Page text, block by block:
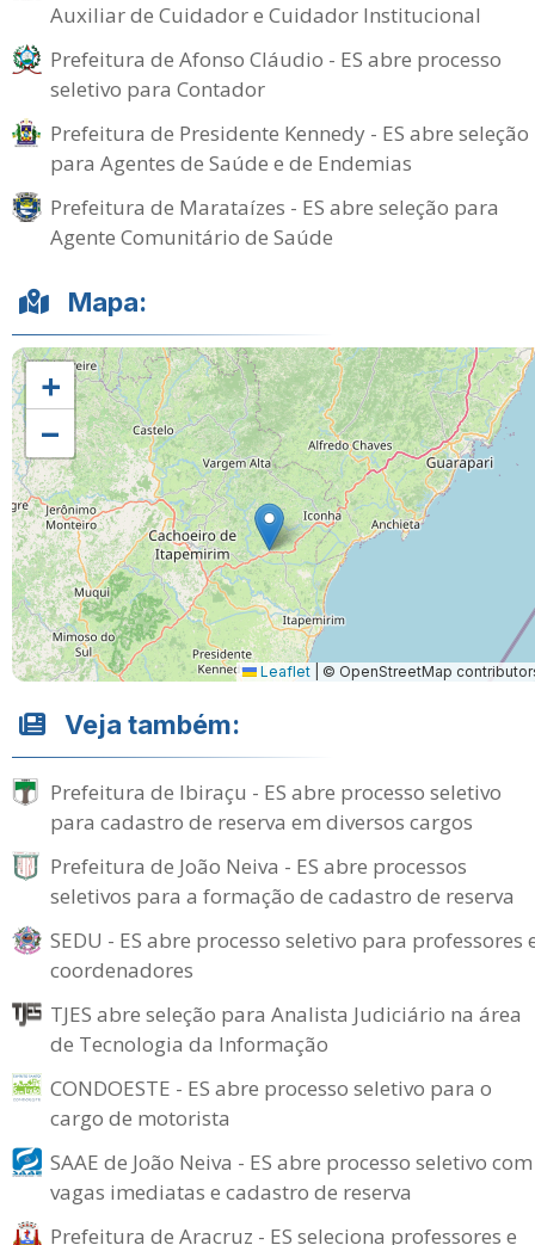
Auxiliar de Cuidador e Cuidador Institucional
Prefeitura de Afonso Cláudio - ES abre processo
seletivo para Contador
Prefeitura de Presidente Kennedy - ES abre seleção
para Agentes de Saúde e de Endemias
Prefeitura de Marataízes - ES abre seleção para
Agente Comunitário de Saúde
Mapa:
+
−
Leaflet © OpenStreetMap
Veja também:
Prefeitura de Ibiraçu - ES abre processo seletivo
para cadastro de reserva em diversos cargos
Prefeitura de João Neiva - ES abre processos
seletivos para a formação de cadastro de reserva
SEDU - ES abre processo seletivo para professores
coordenadores
TJES abre seleção para Analista Judiciário na área
de Tecnologia da Informação
CONDOESTE - ES abre processo seletivo para o
cargo de motorista
SAAE de João Neiva - ES abre processo seletivo com
vagas imediatas e cadastro de reserva
Prefeitura de Aracruz - ES seleciona professores e